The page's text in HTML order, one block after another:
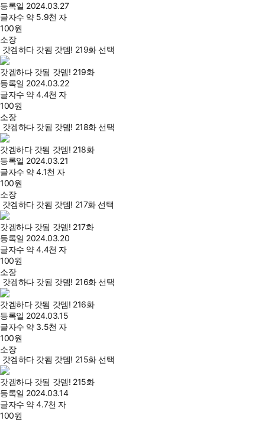
등록일 2024.03.27
글자수 약 5.9천 자
100원
소장
갓겜하다 갓됨 갓뎀! 219화 선택
갓겜하다 갓됨 갓뎀! 219화
등록일 2024.03.22
글자수 약 4.4천 자
100원
소장
갓겜하다 갓됨 갓뎀! 218화 선택
갓겜하다 갓됨 갓뎀! 218화
등록일 2024.03.21
글자수 약 4.1천 자
100원
소장
갓겜하다 갓됨 갓뎀! 217화 선택
갓겜하다 갓됨 갓뎀! 217화
등록일 2024.03.20
글자수 약 4.4천 자
100원
소장
갓겜하다 갓됨 갓뎀! 216화 선택
갓겜하다 갓됨 갓뎀! 216화
등록일 2024.03.15
글자수 약 3.5천 자
100원
소장
갓겜하다 갓됨 갓뎀! 215화 선택
갓겜하다 갓됨 갓뎀! 215화
등록일 2024.03.14
글자수 약 4.7천 자
100원